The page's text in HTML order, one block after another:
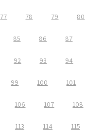
77 78 79 80
85 86 87
92 93 94
99 100 101
106 107 108
113 114 115